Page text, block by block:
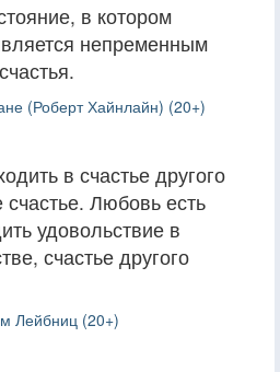
в котором
непременным
(Роберт Хайнлайн) (20+)
в счастье другого
счастье. Любовь есть
удовольствие в
счастье другого
Лейбниц (20+)